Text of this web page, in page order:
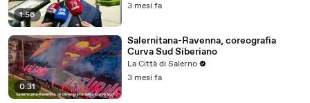
1:56
3 mesi fa
0:31
Salernitana-Ravenna, coreografia
Curva Sud Siberiano
La Città di Salerno
3 mesi fa